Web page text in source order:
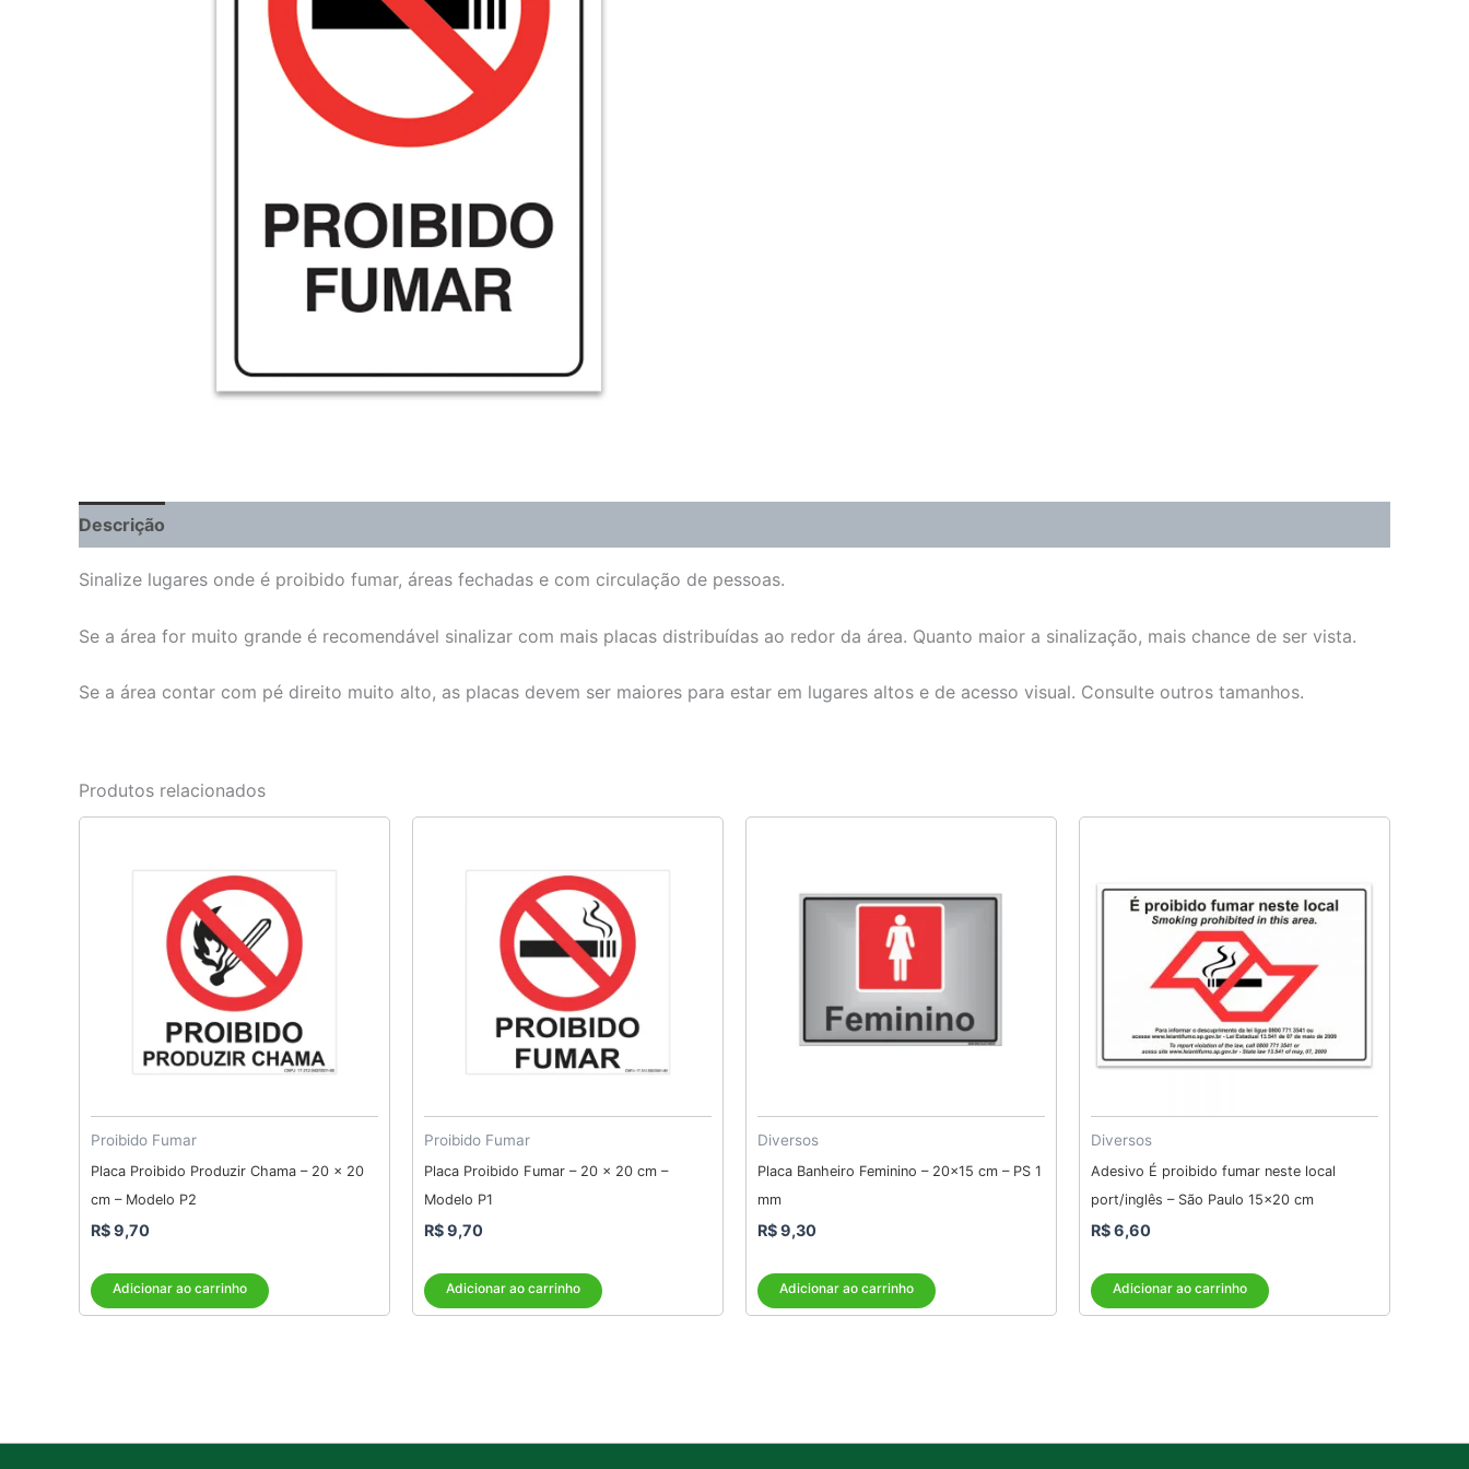
Descrição
Sinalize lugares onde é proibido fumar, áreas fechadas e com circulação de pessoas.
Se a área for muito grande é recomendável sinalizar com mais placas distribuídas ao redor da área. Quanto maior a sinalização, mais chance de ser vista.
Se a área contar com pé direito muito alto, as placas devem ser maiores para estar em lugares altos e de acesso visual. Consulte outros tamanhos.
Produtos relacionados
Proibido Fumar
Placa Proibido Produzir Chama – 20 x 20
cm – Modelo P2
R$9,70
Adicionar ao carrinho
Proibido Fumar
Placa Proibido Fumar – 20 x 20 cm –
Modelo P1
R$9,70
Adicionar ao carrinho
Diversos
Placa Banheiro Feminino – 20×15 cm – PS 1
mm
R$9,30
Adicionar ao carrinho
Diversos
Adesivo É proibido fumar neste local
port/inglês – São Paulo 15×20 cm
R$6,60
Adicionar ao carrinho